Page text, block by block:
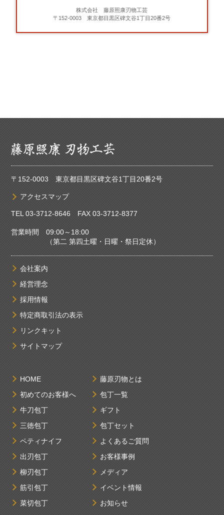
株式会社 藤原照康刃物工芸
〒152-0003 東京都目黒区碑文谷1丁目20番2号
〒152-0003 東京都目黒区碑文谷1丁目20番2号
アクセスマップ
TEL03-3712-8646FAX 03-3712-8377
営業時間 09:00～18:00
（第二 第四土曜・日曜・祭日定休）
会社案内
経営理念
採用情報
特定商取引法の表示
リンクキット
サイトマップ
HOME
初めてのお客様へ
牛刀包丁
三徳包丁
ペティナイフ
出刃包丁
柳刃包丁
筋引包丁
菜切包丁
藤原刃物とは
包丁一覧
ギフト
包丁セット
よくあるご質問
お客様事例
メディア
イベント情報
お知らせ